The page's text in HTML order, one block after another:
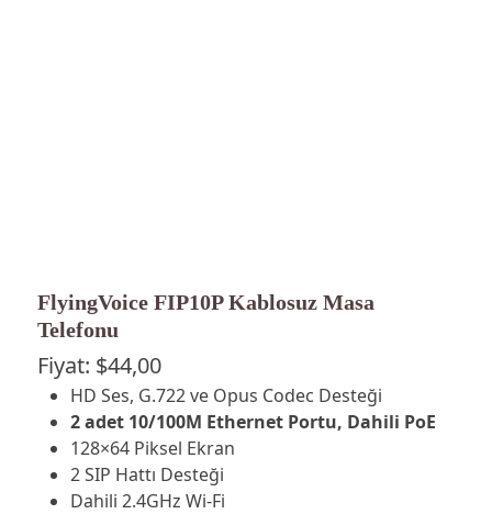
FlyingVoice FIP10P Kablosuz Masa
Telefonu
Fiyat: $44,00
HD Ses, G.722 ve Opus Codec Desteği
2 adet 10/100M Ethernet Portu, Dahili PoE
128×64 Piksel Ekran
2 SIP Hattı Desteği
Dahili 2.4GHz Wi-Fi